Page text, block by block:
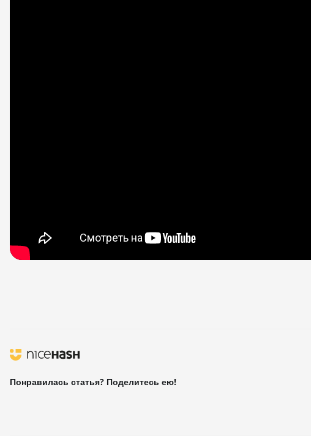
Понравилась статья? Поделитесь ею!